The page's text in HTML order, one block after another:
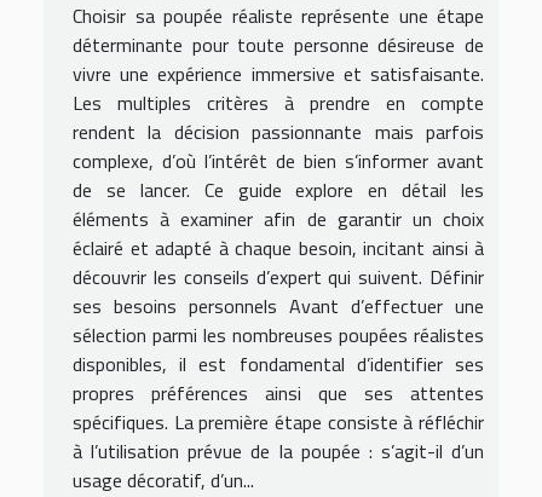
Choisir sa poupée réaliste représente une étape
déterminante pour toute personne désireuse de
vivre une expérience immersive et satisfaisante.
Les multiples critères à prendre en compte
rendent la décision passionnante mais parfois
complexe, d’où l’intérêt de bien s’informer avant
de se lancer. Ce guide explore en détail les
éléments à examiner afin de garantir un choix
éclairé et adapté à chaque besoin, incitant ainsi à
découvrir les conseils d’expert qui suivent. Définir
ses besoins personnels Avant d’effectuer une
sélection parmi les nombreuses poupées réalistes
disponibles, il est fondamental d’identifier ses
propres préférences ainsi que ses attentes
spécifiques. La première étape consiste à réfléchir
à l’utilisation prévue de la poupée : s’agit-il d’un
usage décoratif, d’un...